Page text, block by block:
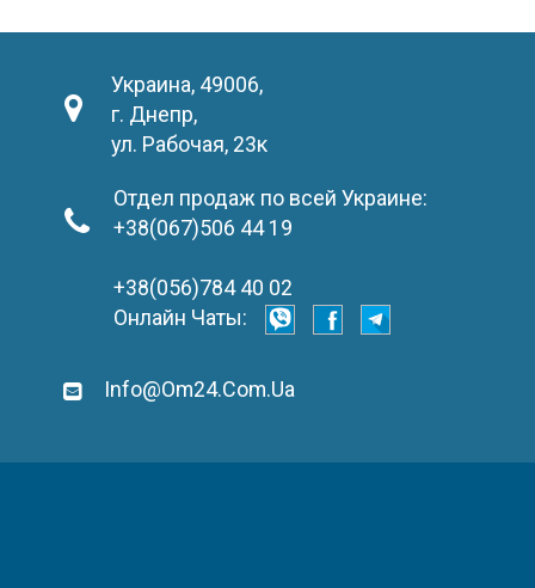
Украина, 49006,
г. Днепр,
ул. Рабочая, 23к
Отдел продаж по всей Украине:
+38(067)506 44 19
+38(056)784 40 02
Онлайн Чаты:
Info@om24.com.ua